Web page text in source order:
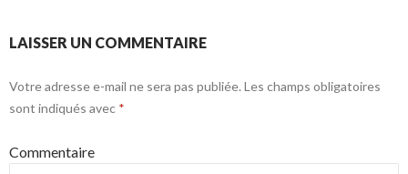
LAISSER UN COMMENTAIRE
Votre adresse e-mail ne sera pas publiée. Les champs obligatoires
sont indiqués avec *
Commentaire